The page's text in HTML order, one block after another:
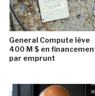
General Compute lève
400 M $ en
par emprunt